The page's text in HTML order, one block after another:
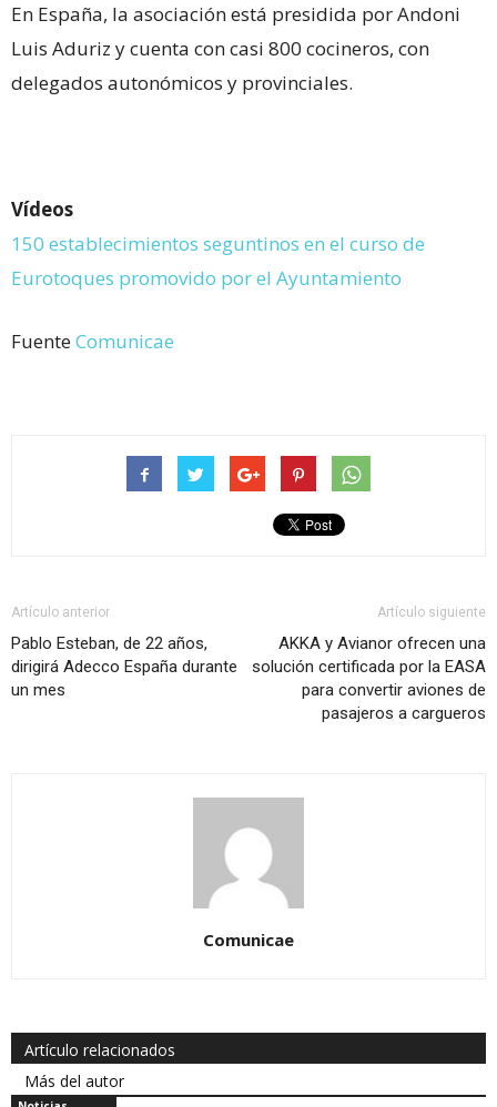
En España, la asociación está presidida por Andoni
Luis Aduriz y cuenta con casi 800 cocineros, con
delegados autonómicos y provinciales.
Vídeos
150 establecimientos seguntinos en el curso de
Eurotoques promovido por el Ayuntamiento
FuenteComunicae
Artículo anterior
Pablo Esteban, de 22 años,
dirigirá Adecco España durante
un mes
Artículo siguiente
AKKA y Avianor ofrecen una
solución certificada por la EASA
para convertir aviones de
pasajeros a cargueros
Comunicae
Artículo relacionados
Más del autor